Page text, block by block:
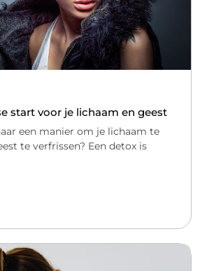
start voor je lichaam en geest
een manier om je lichaam te
te verfrissen? Een detox is